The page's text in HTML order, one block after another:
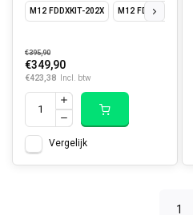
M12 FDDXKIT-202X
M12 FDDXKIT-0X
€395,90
€349,90
€423,38 Incl. btw
Vergelijk
1